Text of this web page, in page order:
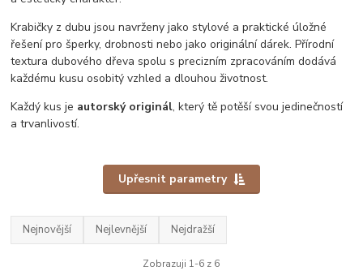
Krabičky z dubu jsou navrženy jako stylové a praktické úložné
řešení pro šperky, drobnosti nebo jako originální dárek. Přírodní
textura dubového dřeva spolu s precizním zpracováním dodává
každému kusu osobitý vzhled a dlouhou životnost.
Každý kus je autorský originál, který tě potěší svou jedinečností
a trvanlivostí.
Upřesnit parametry
Nejnovější Nejlevnější Nejdražší
Zobrazuji 1-6 z 6